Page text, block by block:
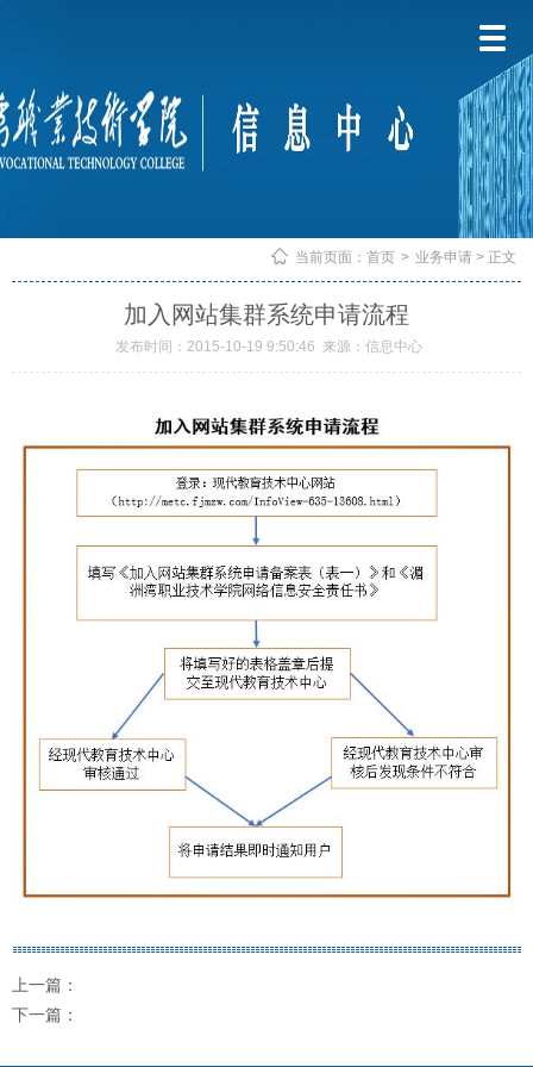
当前页面： 首页 > 业务申请 > 正文
加入网站集群系统申请流程
发布时间：2015-10-19 9:50:46 来源：信息中心
上一篇：
下一篇：